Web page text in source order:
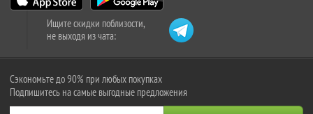
Ищите скидки поблизости,
не выходя из чата:
Сэкономьте до 90% при любых покупках
Подпишитесь на самые выгодные предложения